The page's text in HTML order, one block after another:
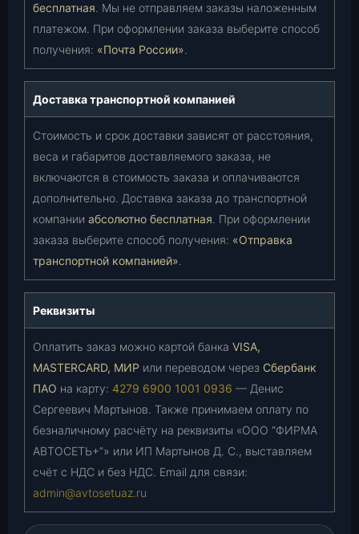
бесплатная. Мы не отправляем заказы наложенным
платежом. При оформлении заказа выберите способ
получения: «Почта России».
Доставка транспортной компанией
Стоимость и срок доставки зависят от расстояния,
веса и габаритов доставляемого заказа, не
включаются в стоимость заказа и оплачиваются
дополнительно. Доставка заказа до транспортной
компании абсолютно бесплатная. При оформлении
заказа выберите способ получения: «Отправка
транспортной компанией».
Реквизиты
Оплатить заказ можно картой банка VISA,
MASTERCARD, МИР или переводом через Сбербанк
ПАО на карту: 4279 6900 1001 0936 — Денис
Сергеевич Мартынов. Также принимаем оплату по
безналичному расчёту на реквизиты «ООО “ФИРМА
АВТОСЕТЬ+”» или ИП Мартынов Д. С., выставляем
счёт с НДС и без НДС. Email для связи:
admin@avtosetuaz.ru